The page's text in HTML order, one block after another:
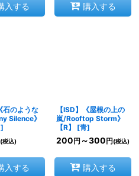
入する 購入する
石のような
Silence》
]
(税込)
入する
【ISD】《屋根の上の
嵐/Rooftop Storm》
【R】
[青]
200 円 ～300 円 (税込)
購入する